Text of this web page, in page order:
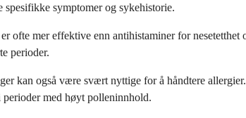
spesifikke symptomer og sykehistorie.
ofte mer effektive enn antihistaminer for
perioder.
kan også være svært nyttige for å håndtere
med høyt polleninnhold.